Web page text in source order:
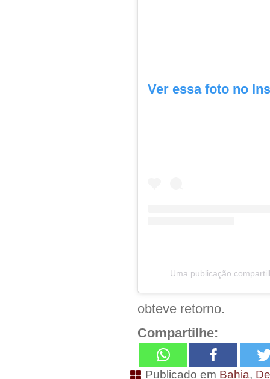
Ver essa foto no
Uma publicação
obteve retorno.
Compartilhe:
Publicado em Bahia,